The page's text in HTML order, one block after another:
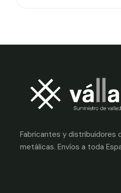
Fabricantes y distribuidores
metálicas. Envíos a toda